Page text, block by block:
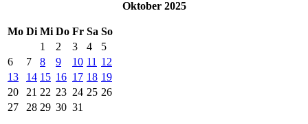
Oktober 2025
Mo Di Mi Do Fr Sa So
1
2 3 4
5
6
7 8 9 10 11 12
13
14 15 16 17 18 19
20
21 22 23 24 25 26
27
28 29 30 31